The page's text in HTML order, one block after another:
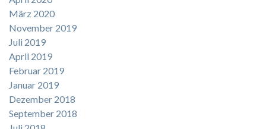
März 2020
November 2019
Juli 2019
April 2019
Februar 2019
Januar 2019
Dezember 2018
September 2018